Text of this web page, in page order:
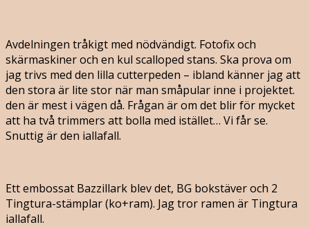
Avdelningen tråkigt med nödvändigt. Fotofix och
skärmaskiner och en kul scalloped stans. Ska prova om
jag trivs med den lilla cutterpeden – ibland känner jag att
den stora är lite stor när man småpular inne i projektet.
den är mest i vägen då. Frågan är om det blir för mycket
att ha två trimmers att bolla med istället… Vi får se.
Snuttig är den iallafall.
Ett embossat Bazzillark blev det, BG bokstäver och 2
Tingtura-stämplar (ko+ram). Jag tror ramen är Tingtura
iallafall.